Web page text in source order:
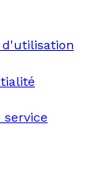
d'utilisation
service